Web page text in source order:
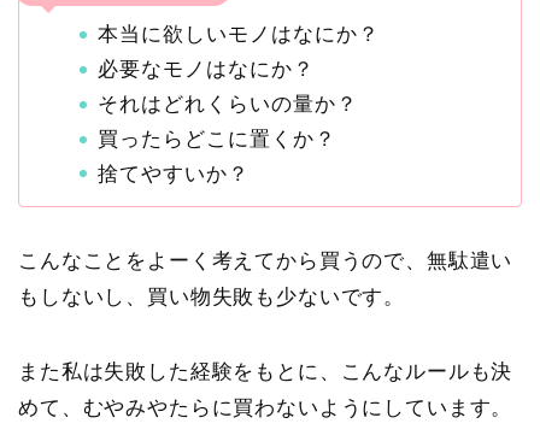
本当に欲しいモノはなにか？
必要なモノはなにか？
それはどれくらいの量か？
買ったらどこに置くか？
捨てやすいか？
こんなことをよーく考えてから買うので、無駄遣い
もしないし、買い物失敗も少ないです。
また私は失敗した経験をもとに、こんなルールも決
めて、むやみやたらに買わないようにしています。